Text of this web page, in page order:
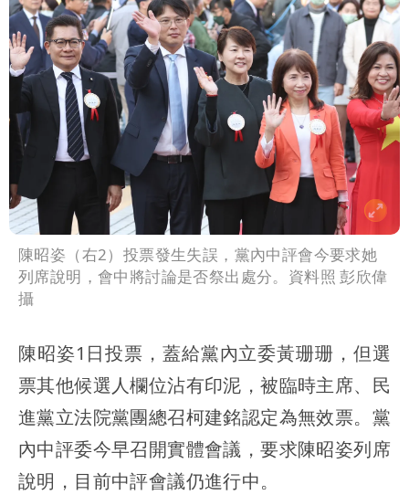
陳昭姿（右2）投票發生失誤，黨內中評會今要求她
列席說明，會中將討論是否祭出處分。資料照 彭欣偉
攝
陳昭姿1日投票，蓋給黨內立委黃珊珊，但選
票其他候選人欄位沾有印泥，被臨時主席、民
進黨立法院黨團總召柯建銘認定為無效票。黨
內中評委今早召開實體會議，要求陳昭姿列席
說明，目前中評會議仍進行中。